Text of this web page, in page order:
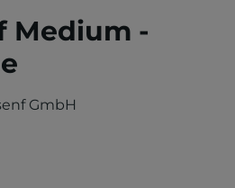
Medium -
GmbH